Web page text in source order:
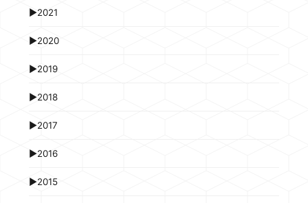
►2021
►2020
►2019
►2018
►2017
►2016
►2015